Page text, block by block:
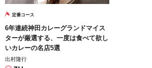
定番コース
6年連続神田カレーグランドマイス
ターが厳選する、一度は食べて欲し
いカレーの名店5選
出村隆行